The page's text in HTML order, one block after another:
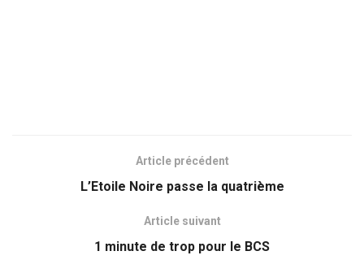
Article précédent
L’Etoile Noire passe la quatrième
Article suivant
1 minute de trop pour le BCS